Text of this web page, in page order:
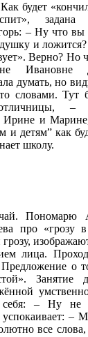
Как будет
задана
– Ну что вы
и
Верно? Но
Ивановне
думать, но
словами. Тут
–
Ирине и
и детям” как
школу.
Пономарю
про «грозу
лица.
о
Занятие
себя: – Ну
успокаивает: –
все